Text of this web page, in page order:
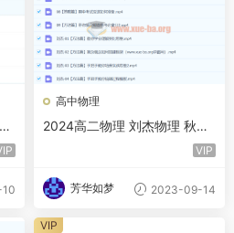
高中物理
2024高二物理 刘杰物理 秋季
VIP
芳华如梦 2023-09-14
VIP